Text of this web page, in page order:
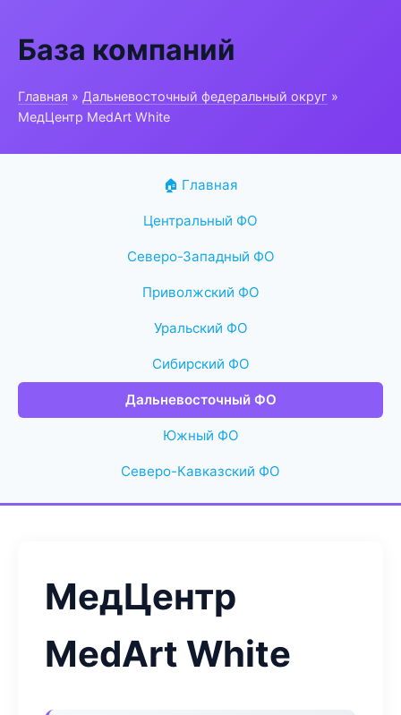
База компаний
Главная » Дальневосточный федеральный округ »
МедЦентр MedArt White
🏠 Главная
Центральный ФО
Северо-Западный ФО
Приволжский ФО
Уральский ФО
Сибирский ФО
Дальневосточный ФО
Южный ФО
Северо-Кавказский ФО
МедЦентр
MedArt White